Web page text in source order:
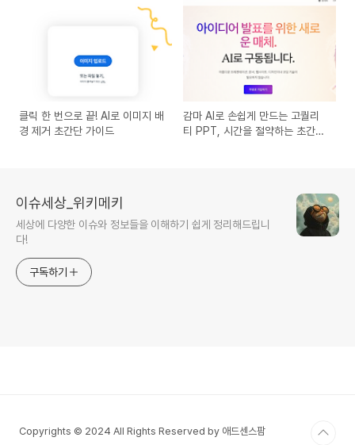
클릭 한 번으로 끝! AI로 이미지 배
경 제거 초간단 가이드
감마 AI로 손쉽게 만드는 고퀄리
티 PPT, 시간을 절약하는 초간단
이슈세상_위키메키
세상에 다양한 이슈와 정보들을 이해하기 쉽게 정리해드립니
다!
구독하기
Copyrights © 2024 All Rights Reserved by 애드센스팜